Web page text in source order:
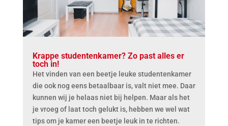
Krappe studentenkamer? Zo past alles er
toch in!
Het vinden van een beetje leuke studentenkamer
die ook nog eens betaalbaar is, valt niet mee. Daar
kunnen wij je helaas niet bij helpen. Maar als het
je vroeg of laat toch gelukt is, hebben we wel wat
tips om je kamer een beetje leuk in te richten.